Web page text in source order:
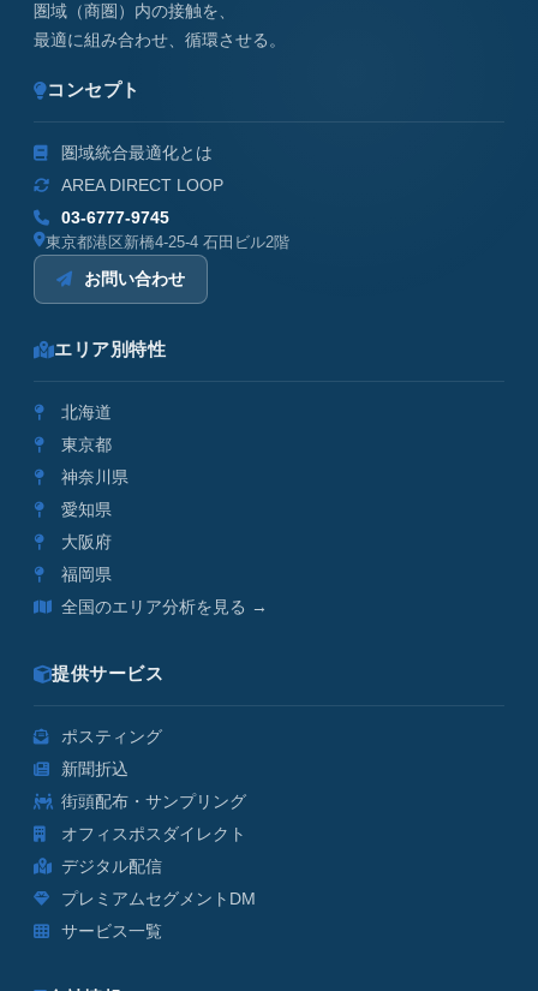
圏域（商圏）内の接触を、
最適に組み合わせ、循環させる。
コンセプト
圏域統合最適化とは
AREA DIRECT LOOP
03-6777-9745
東京都港区新橋4-25-4 石田ビル2階
お問い合わせ
エリア別特性
北海道
東京都
神奈川県
愛知県
大阪府
福岡県
全国のエリア分析を見る →
提供サービス
ポスティング
新聞折込
街頭配布・サンプリング
オフィスポスダイレクト
デジタル配信
プレミアムセグメントDM
サービス一覧